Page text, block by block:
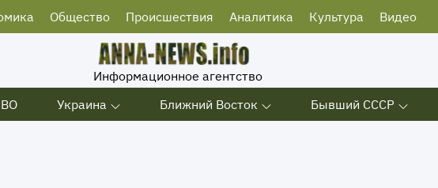
Общество Происшествия Аналитика Культура Видео
Информационное агентство
Украина Ближний Восток Бывший СССР